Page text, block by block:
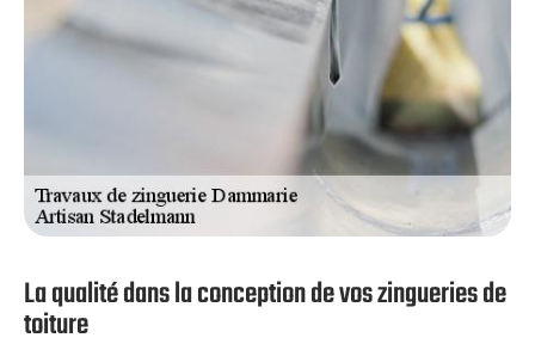
La qualité dans la conception de vos zingueries de
toiture